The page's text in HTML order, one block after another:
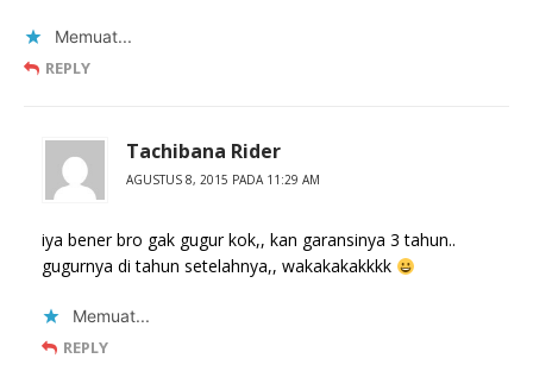
Memuat...
REPLY
Tachibana Rider
AGUSTUS 8, 2015 PADA 11:29 AM
iya bener bro gak gugur kok,, kan garansinya 3 tahun..
gugurnya di tahun setelahnya,, wakakakakkkk
Memuat...
REPLY